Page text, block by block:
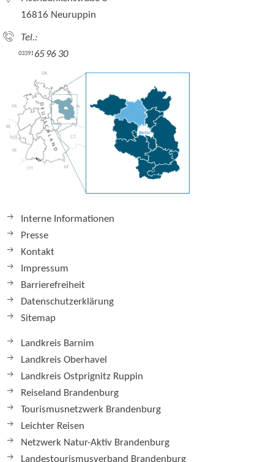
16816 Neuruppin
Tel.:
0339165 96 30
Interne Informationen
Presse
Kontakt
Impressum
Barrierefreiheit
Datenschutzerklärung
Sitemap
Landkreis Barnim
Landkreis Oberhavel
Landkreis Ostprignitz Ruppin
Reiseland Brandenburg
Tourismusnetzwerk Brandenburg
Leichter Reisen
Netzwerk Natur-Aktiv Brandenburg
Landestourismusverband Brandenburg